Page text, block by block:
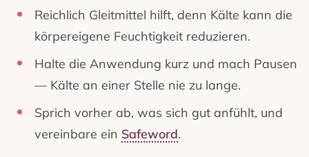
Reichlich Gleitmittel hilft, denn Kälte kann die
körpereigene Feuchtigkeit reduzieren.
Halte die Anwendung kurz und mach Pausen
— Kälte an einer Stelle nie zu lange.
Sprich vorher ab, was sich gut anfühlt, und
vereinbare ein Safeword.